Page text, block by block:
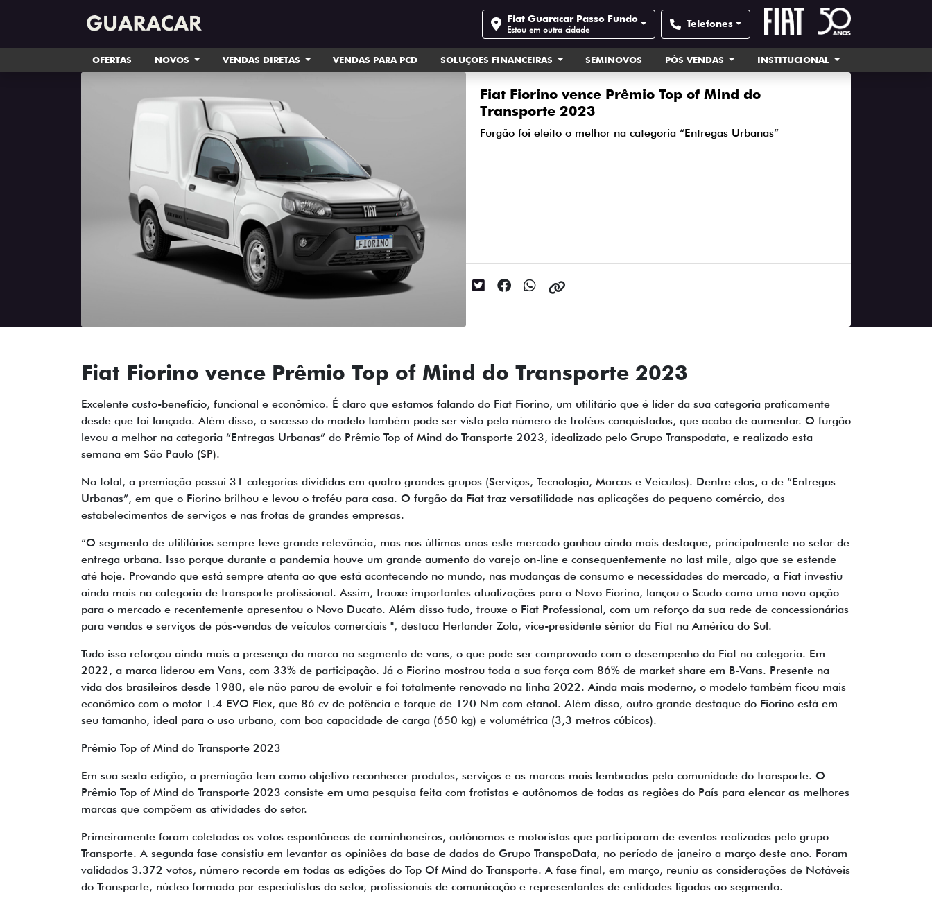
Fiat Guaracar Passo Fundo
Estou em outra cidade Telefones
OFERTAS NOVOS VENDAS DIRETAS VENDAS PARA PCD SOLUÇÕES FINANCEIRAS SEMINOVOS PÓS VENDAS INSTITUCIONAL
Fiat Fiorino vence Prêmio Top of Mind do
Transporte 2023
Furgão foi eleito o melhor na categoria “Entregas Urbanas”
Fiat Fiorino vence Prêmio Top of Mind do Transporte 2023
Excelente custo-benefício, funcional e econômico. É claro que estamos falando do Fiat Fiorino, um utilitário que é líder da sua categoria praticamente
desde que foi lançado. Além disso, o sucesso do modelo também pode ser visto pelo número de troféus conquistados, que acaba de aumentar. O furgão
levou a melhor na categoria “Entregas Urbanas” do Prêmio Top of Mind do Transporte 2023, idealizado pelo Grupo Transpodata, e realizado esta
semana em São Paulo (SP).
No total, a premiação possui 31 categorias divididas em quatro grandes grupos (Serviços, Tecnologia, Marcas e Veículos). Dentre elas, a de “Entregas
Urbanas”, em que o Fiorino brilhou e levou o troféu para casa. O furgão da Fiat traz versatilidade nas aplicações do pequeno comércio, dos
estabelecimentos de serviços e nas frotas de grandes empresas.
“O segmento de utilitários sempre teve grande relevância, mas nos últimos anos este mercado ganhou ainda mais destaque, principalmente no setor de
entrega urbana. Isso porque durante a pandemia houve um grande aumento do varejo on-line e consequentemente no last mile, algo que se estende
até hoje. Provando que está sempre atenta ao que está acontecendo no mundo, nas mudanças de consumo e necessidades do mercado, a Fiat investiu
ainda mais na categoria de transporte profissional. Assim, trouxe importantes atualizações para o Novo Fiorino, lançou o Scudo como uma nova opção
para o mercado e recentemente apresentou o Novo Ducato. Além disso tudo, trouxe o Fiat Professional, com um reforço da sua rede de concessionárias
para vendas e serviços de pós-vendas de veículos comerciais ", destaca Herlander Zola, vice-presidente sênior da Fiat na América do Sul.
Tudo isso reforçou ainda mais a presença da marca no segmento de vans, o que pode ser comprovado com o desempenho da Fiat na categoria. Em
2022, a marca liderou em Vans, com 33% de participação. Já o Fiorino mostrou toda a sua força com 86% de market share em B-Vans. Presente na
vida dos brasileiros desde 1980, ele não parou de evoluir e foi totalmente renovado na linha 2022. Ainda mais moderno, o modelo também ficou mais
econômico com o motor 1.4 EVO Flex, que 86 cv de potência e torque de 120 Nm com etanol. Além disso, outro grande destaque do Fiorino está em
seu tamanho, ideal para o uso urbano, com boa capacidade de carga (650 kg) e volumétrica (3,3 metros cúbicos).
Prêmio Top of Mind do Transporte 2023
Em sua sexta edição, a premiação tem como objetivo reconhecer produtos, serviços e as marcas mais lembradas pela comunidade do transporte. O
Prêmio Top of Mind do Transporte 2023 consiste em uma pesquisa feita com frotistas e autônomos de todas as regiões do País para elencar as melhores
marcas que compõem as atividades do setor.
Primeiramente foram coletados os votos espontâneos de caminhoneiros, autônomos e motoristas que participaram de eventos realizados pelo grupo
Transporte. A segunda fase consistiu em levantar as opiniões da base de dados do Grupo TranspoData, no período de janeiro a março deste ano. Foram
validados 3.372 votos, número recorde em todas as edições do Top Of Mind do Transporte. A fase final, em março, reuniu as considerações de Notáveis
do Transporte, núcleo formado por especialistas do setor, profissionais de comunicação e representantes de entidades ligadas ao segmento.